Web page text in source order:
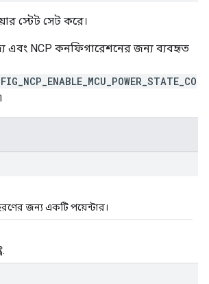
স্টেট সেট করে।
এবং NCP কনফিগারেশনের জন্য ব্যবহৃত
জন্য একটি পয়েন্টার।